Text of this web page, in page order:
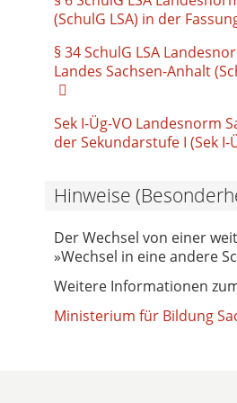
(SchulG LSA) in der
§ 34 SchulG LSA
Landes Sachsen-Anhalt
Sek I-Üg-VO Landesnorm
der Sekundarstufe I (Sek
Hinweise
Der Wechsel von einer
»Wechsel in eine andere
Weitere Informationen
Ministerium für Bildung